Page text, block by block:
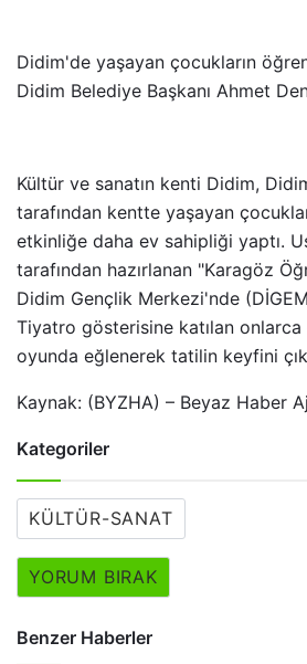
Didim'de yaşayan çocukların
Didim Belediye Başkanı Ahmet
Kültür ve sanatın kenti Didim,
tarafından kentte yaşayan
etkinliğe daha ev sahipliği yaptı.
tarafından hazırlanan "Karagöz
Didim Gençlik Merkezi'nde
Tiyatro gösterisine katılan
oyunda eğlenerek tatilin keyfini
Kaynak: (BYZHA) – Beyaz Haber
Kategoriler
KÜLTÜR-SANAT
YORUM BIRAK
Benzer Haberler